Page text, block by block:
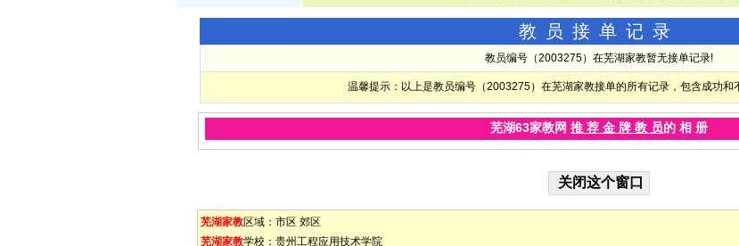
教员接单记录
教员编号（2003275）在芜湖家教暂无接单记录!
温馨提示：以上是教员编号（2003275）在芜湖家教接单的所有记录，包含成功和
芜湖63家教网 推 荐 金 牌 教 员的 相 册
芜湖家教区域： 市区 郊区
芜湖家教学校： 贵州工程应用技术学院